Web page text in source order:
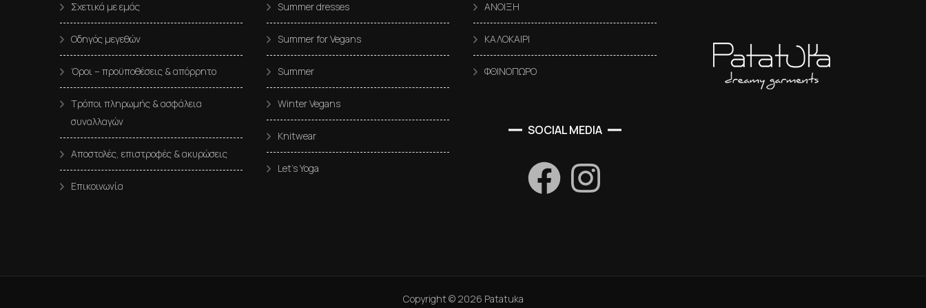
Σχετικά με εμάς
Οδηγός μεγεθών
Όροι – προϋποθέσεις & απόρρητο
Τρόποι πληρωμής & ασφάλεια
συναλλαγών
Αποστολές, επιστροφές & ακυρώσεις
Επικοινωνία
Summer dresses
Summer for Vegans
Summer
Winter Vegans
Knitwear
Let’s Yoga
ΑΝΟΙΞΗ
ΚΑΛΟΚΑΙΡΙ
ΦΘΙΝΟΠΩΡΟ
SOCIAL MEDIA
Copyright © 2026 Patatuka